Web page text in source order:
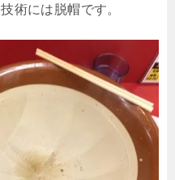
術には脱帽です。